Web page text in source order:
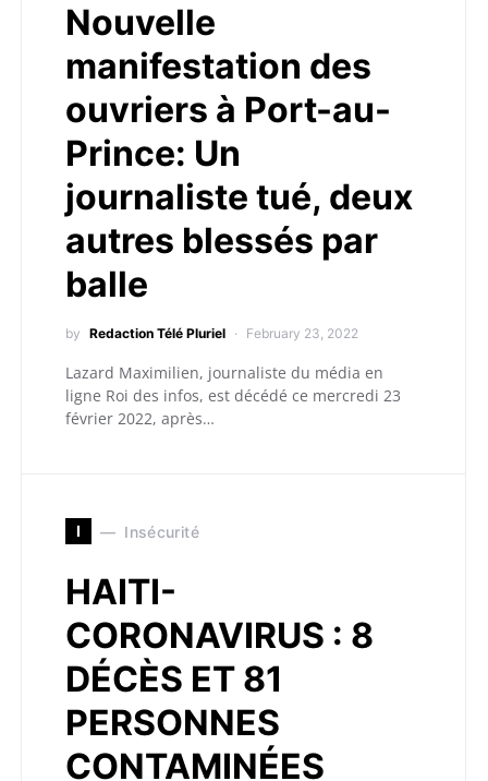
Nouvelle
manifestation des
ouvriers à Port-au-
Prince: Un
journaliste tué, deux
autres blessés par
balle
by Redaction Télé Pluriel February 23, 2022
Lazard Maximilien, journaliste du média en
ligne Roi des infos, est décédé ce mercredi 23
février 2022, après…
I Insécurité
HAITI-
CORONAVIRUS : 8
DÉCÈS ET 81
PERSONNES
CONTAMINÉES